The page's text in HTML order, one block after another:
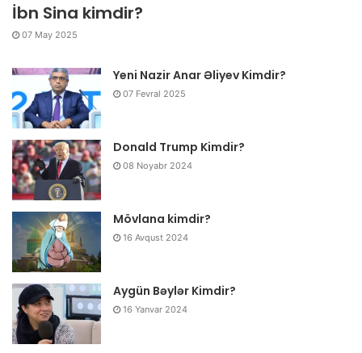
İbn Sina kimdir?
07 May 2025
Yeni Nazir Anar Əliyev Kimdir?
07 Fevral 2025
Donald Trump Kimdir?
08 Noyabr 2024
Mövlana kimdir?
16 Avqust 2024
Aygün Bəylər Kimdir?
16 Yanvar 2024